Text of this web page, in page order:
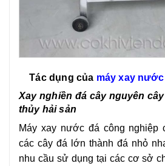
Tác dụng của máy xay
Xay nghiền đá cây nguyên
thủy hải sản
Máy xay nước đá công nghiệp
các cây đá lớn thành đá nhỏ
nhu cầu sử dụng tại các cơ sở